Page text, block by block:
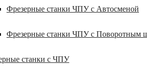
Фрезерные станки ЧПУ с Автосменой
Фрезерные станки ЧПУ с Поворотным
станки с ЧПУ